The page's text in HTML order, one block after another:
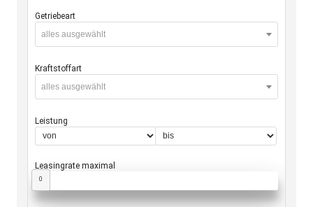
Getriebeart
alles ausgewählt
Kraftstoffart
alles ausgewählt
Leistung
Leasingrate maximal
0